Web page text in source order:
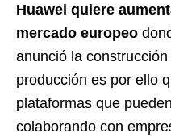
Huawei quiere
mercado europeo
anunció la
producción es por ello
plataformas que
colaborando con